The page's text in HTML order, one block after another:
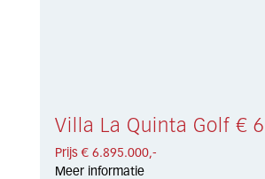
Prijs € 6.895.000,-
Meer informatie